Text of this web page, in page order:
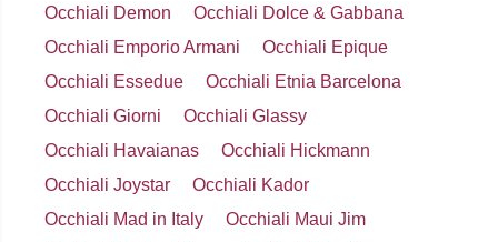
Occhiali Demon
Occhiali Dolce & Gabbana
Occhiali Emporio Armani
Occhiali Epique
Occhiali Essedue
Occhiali Etnia Barcelona
Occhiali Giorni
Occhiali Glassy
Occhiali Havaianas
Occhiali Hickmann
Occhiali Joystar
Occhiali Kador
Occhiali Mad in Italy
Occhiali Maui Jim